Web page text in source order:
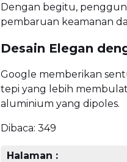
Dengan begitu,
pembaruan keamanan
Desain Elegan
Google memberikan
tepi yang lebih
aluminium yang dipoles.
Dibaca: 349
Halaman :